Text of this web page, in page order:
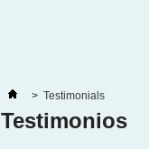
> Testimonials
Testimonios